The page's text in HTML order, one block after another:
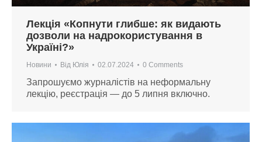
Лекція «Копнути глибше: як видають
дозволи на надрокористування в
Україні?»
Новини Від Юлія 02.07.2024 0 Comments
Запрошуємо журналістів на неформальну
лекцію, реєстрація — до 5 липня включно.